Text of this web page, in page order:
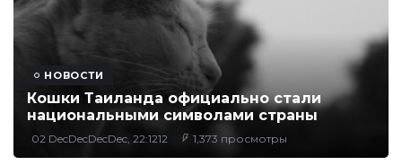
НОВОСТИ
Кошки Таиланда официально стали
национальными символами страны
02 DecDecDecDec, 22:1212 1,373 просмотры